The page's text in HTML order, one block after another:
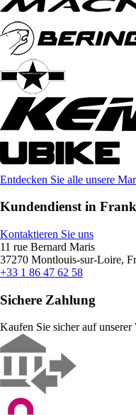
Entdecken Sie alle unsere
Kundendienst in
Kontaktieren Sie uns
11 rue Bernard Maris
37270 Montlouis-sur-Loire,
+33 1 86 47 62 58
Sichere Zahlung
Kaufen Sie sicher auf unserer